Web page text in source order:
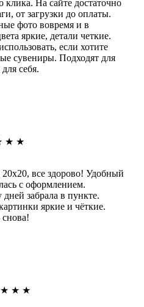
клика. На сайте достаточно
от загрузки до оплаты.
фото вовремя и в
яркие, детали четкие.
если хотите
сувениры. Подходят для
себя.
★ ★
20х20, все здорово! Удобный
с оформлением.
забрала в пункте.
яркие и чёткие.
снова!
★ ★ ★